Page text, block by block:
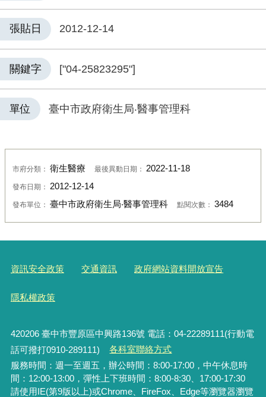
張貼日 2012-12-14
關鍵字 ["04-25823295"]
單位 臺中市政府衛生局‧醫事管理科
市府分類： 衛生醫療 最後異動日期： 2022-11-18
發布日期： 2012-12-14
發布單位： 臺中市政府衛生局‧醫事管理科 點閱次數： 3484
資訊安全政策 交通資訊 政府網站資料開放宣告
隱私權政策
420206臺中市豐原區中興路136號 電話：04-22289111(行動電
話可撥打0910-289111)
各科室聯絡方式
服務時間：週一至週五，辦公時間：8:00-17:00，中午休息時
間：12:00-13:00，彈性上下班時間：8:00-8:30、17:00-17:30
請使用IE(第9版以上)或Chrome、FireFox、Edge等瀏覽器瀏覽